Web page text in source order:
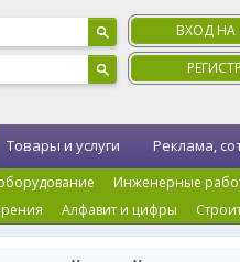
ВХОД
Инженерные
Алфавит и цифры
Товары и услуги Реклама,